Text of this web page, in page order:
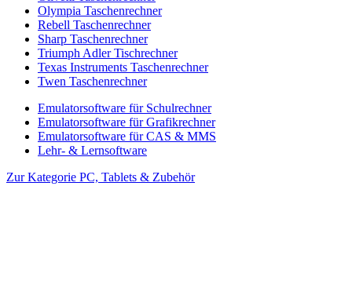
Olympia Taschenrechner
Rebell Taschenrechner
Sharp Taschenrechner
Triumph Adler Tischrechner
Texas Instruments Taschenrechner
Twen Taschenrechner
Emulatorsoftware für Schulrechner
Emulatorsoftware für Grafikrechner
Emulatorsoftware für CAS & MMS
Lehr- & Lernsoftware
Zur Kategorie PC, Tablets & Zubehör